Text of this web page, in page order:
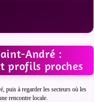
André :
profils proches
puis à regarder les secteurs où les
rencontre locale.